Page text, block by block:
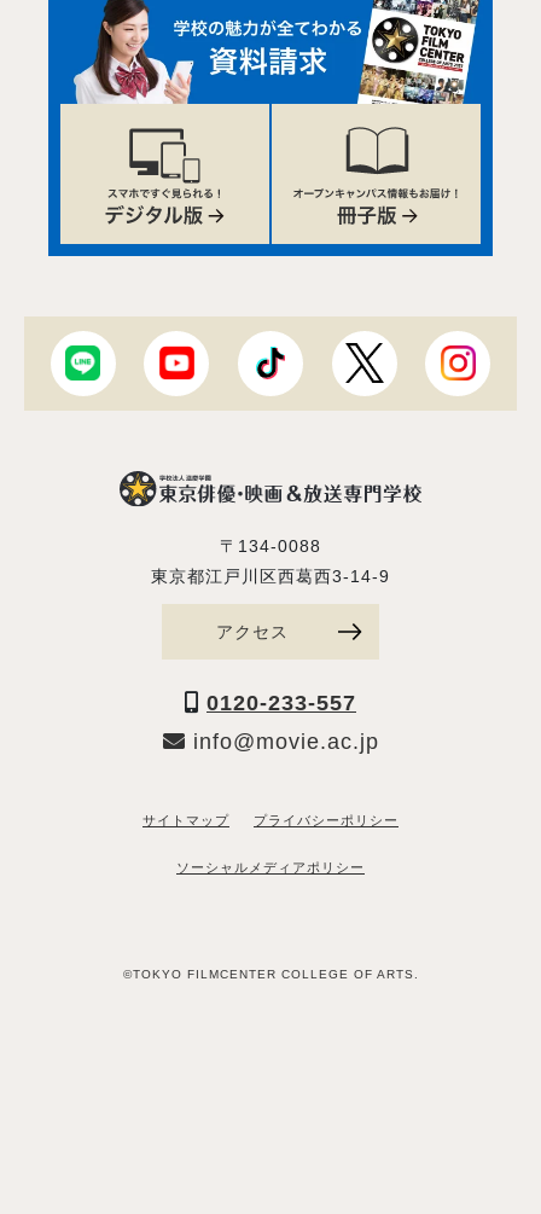
〒134-0088
東京都江戸川区西葛西3-14-9
アクセス
0120-233-557
info@movie.ac.jp
サイトマップ プライバシーポリシー
ソーシャルメディアポリシー
©TOKYO FILMCENTER COLLEGE OF ARTS.